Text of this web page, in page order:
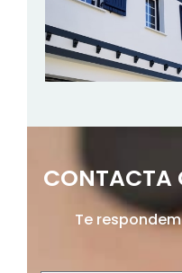
CONTACTA
Te